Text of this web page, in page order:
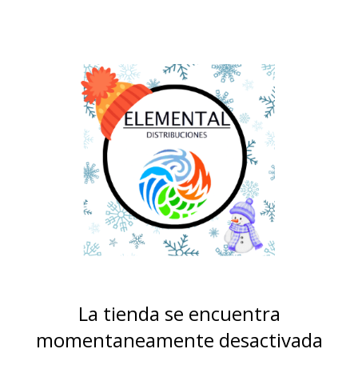
La tienda se encuentra
momentaneamente desactivada